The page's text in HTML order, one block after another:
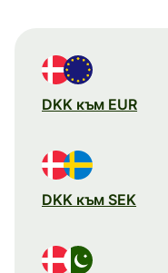
DKK към EUR
DKK към SEK